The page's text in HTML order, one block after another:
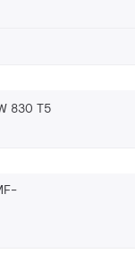
830 T5